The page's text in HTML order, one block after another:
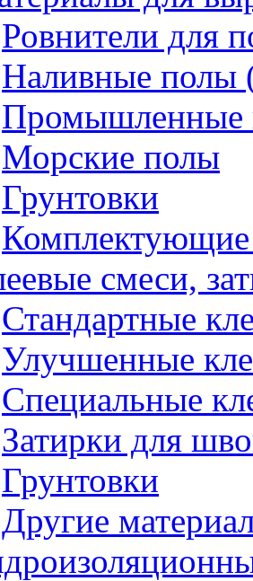
Ровнители для
Наливные полы
Промышленные
Морские полы
Грунтовки
смеси,
Стандартные
Улучшенные
Специальные
Затирки для
Грунтовки
Другие